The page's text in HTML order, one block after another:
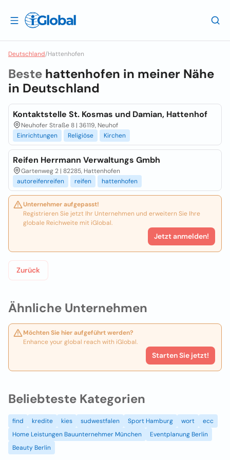
Deutschland/Hattenhofen
Ähnliche Unternehmen
Möchten Sie hier aufgeführt werden?
Enhance your global reach with iGlobal.
Starten Sie jetzt!
Beste hattenhofen in meiner Nähe
in Deutschland
Kontaktstelle St. Kosmas und Damian, Hattenhof
Neuhofer Straße 8 | 36119, Neuhof
Einrichtungen
Religiöse Kirchen
Reifen Herrmann Verwaltungs Gmbh
Gartenweg 2 | 82285, Hattenhofen
autoreifenreifen
reifen hattenhofen
Unternehmer aufgepasst!
Registrieren Sie jetzt Ihr Unternehmen und erweitern Sie Ihre
globale Reichweite mit iGlobal.
Jetzt anmelden!
Zurück
Beliebteste Kategorien
find kredite kies sudwestfalen Sport Hamburg wort
ecc
Home Leistungen Bauunternehmer München
Eventplanung Berlin
Beauty Berlin